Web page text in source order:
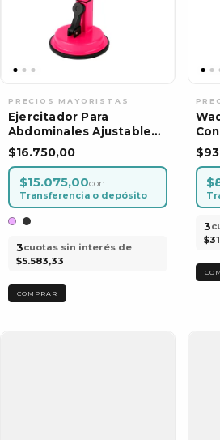
Ejercitador Para
Abdominales Ajustable
De Piso Con Ventosa
Ejercicio
$16.750,00
$15.075,00con
Transferencia o depósito
3cuotas sin interés de
$5.583,33
COMPRAR
3